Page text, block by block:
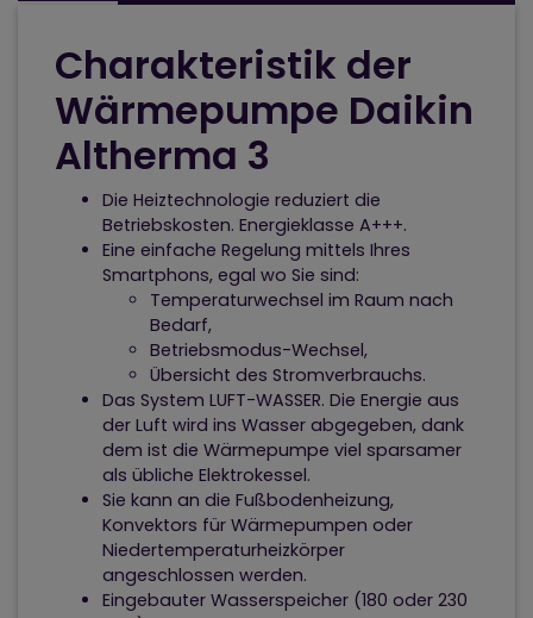
Charakteristik der
Wärmepumpe Daikin
Altherma 3
Die Heiztechnologie reduziert die
Betriebskosten. Energieklasse A+++.
Eine einfache Regelung mittels Ihres
Smartphons, egal wo Sie sind:
Temperaturwechsel im Raum nach
Bedarf,
Betriebsmodus-Wechsel,
Übersicht des Stromverbrauchs.
Das System LUFT-WASSER. Die Energie aus
der Luft wird ins Wasser abgegeben, dank
dem ist die Wärmepumpe viel sparsamer
als übliche Elektrokessel.
Sie kann an die Fußbodenheizung,
Konvektors für Wärmepumpen oder
Niedertemperaturheizkörper
angeschlossen werden.
Eingebauter Wasserspeicher (180 oder 230